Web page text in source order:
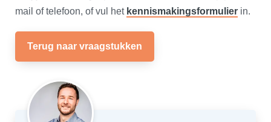
mail of telefoon, of vul het kennismakingsformulier in.
Terug naar vraagstukken